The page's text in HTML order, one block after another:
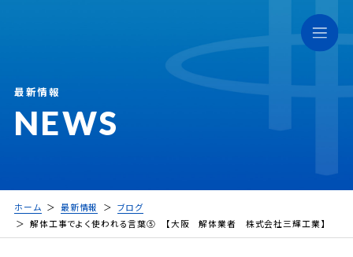
NEWS
最新情報
ホーム 最新情報
ブログ
解体工事でよく使われる言葉⑤ 【大阪 解体業者 株式会社三輝工業】